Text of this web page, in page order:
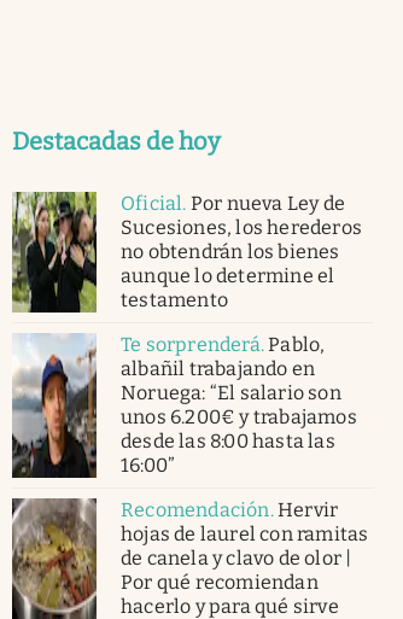
Destacadas de hoy
Oficial. Por nueva Ley de
Sucesiones, los herederos
no obtendrán los bienes
aunque lo determine el
testamento
Te sorprenderá.Pablo,
albañil trabajando en
Noruega: “El salario son
unos 6.200€ y trabajamos
desde las 8:00 hasta las
16:00”
Recomendación.Hervir
hojas de laurel con ramitas
de canela y clavo de olor |
Por qué recomiendan
hacerlo y para qué sirve